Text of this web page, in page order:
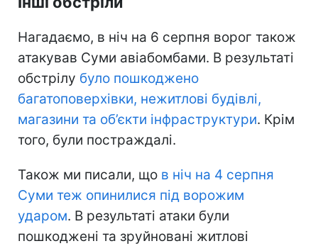
Нагадаємо, в ніч на 6 серпня ворог також
атакував Суми авіабомбами. В результаті
обстрілу було пошкоджено
багатоповерхівки, нежитлові будівлі,
магазини та об’єкти інфраструктури. Крім
того, були постраждалі.
Також ми писали, що в ніч на 4 серпня
Суми теж опинилися під ворожим
ударом. В результаті атаки були
пошкоджені та зруйновані житлові